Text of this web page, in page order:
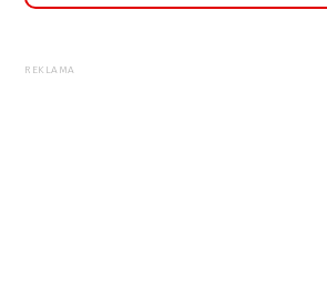
REKLAMA